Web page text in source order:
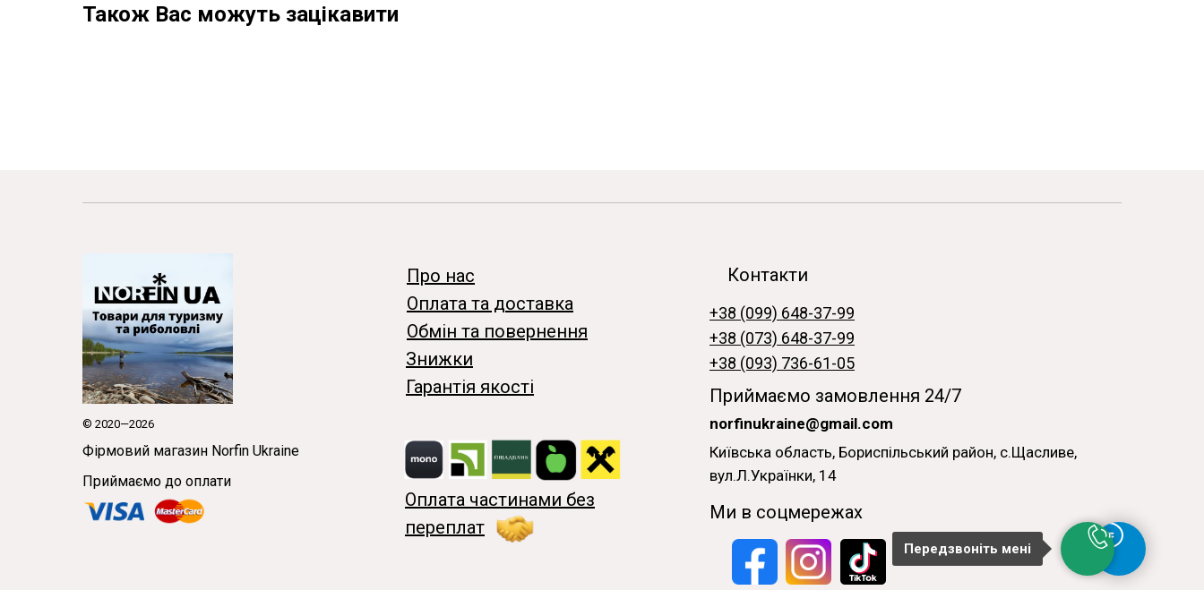
Також Вас можуть зацікавити
© 2020—2026
Фірмовий магазин Norfin Ukraine
Приймаємо до оплати
Про нас
Оплата та доставка
Обмін та повернення
Знижки
Гарантія якості
Контакти
Київська область, Бориспільський район, с.Щасливе,
вул.Л.Українки, 14
Ми в соцмережах
+38 (099) 648-37-99
norfinukraine@gmail.com
Приймаємо замовлення 24/7
+38 (073) 648-37-99
+38 (093) 736-61-05
Оплата частинами без
переплат
Передзвоніть мені